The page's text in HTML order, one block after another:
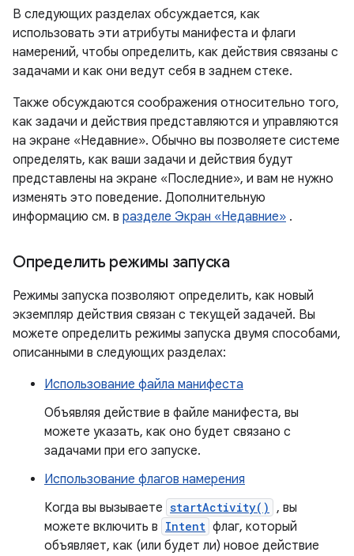
В следующих разделах обсуждается, как
использовать эти атрибуты манифеста и флаги
намерений, чтобы определить, как действия связаны с
задачами и как они ведут себя в заднем стеке.
Также обсуждаются соображения относительно того,
как задачи и действия представляются и управляются
на экране «Недавние». Обычно вы позволяете системе
определять, как ваши задачи и действия будут
представлены на экране «Последние», и вам не нужно
изменять это поведение. Дополнительную
информацию см. в разделе Экран «Недавние» .
Определить режимы запуска
Режимы запуска позволяют определить, как новый
экземпляр действия связан с текущей задачей. Вы
можете определить режимы запуска двумя способами,
описанными в следующих разделах:
Использование файла манифеста
Объявляя действие в файле манифеста, вы
можете указать, как оно будет связано с
задачами при его запуске.
Использование флагов намерения
Когда вы вызываете startActivity() , вы
можете включить в Intent флаг, который
объявляет, как (или будет ли) новое действие